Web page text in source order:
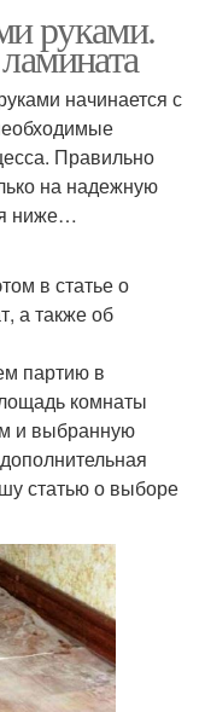
руками.
начинается с
Правильно
на надежную
ниже…
в статье о
а также об
партию в
комнаты
и выбранную
статью о выборе